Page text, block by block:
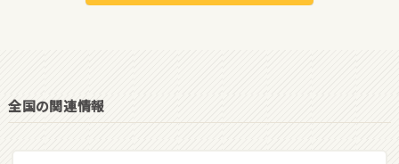
ダイハツ
全国の関連情報